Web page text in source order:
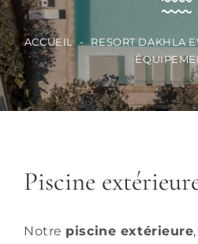
Matériels
Autres activités
Bien-être
FAQ
ACCUEIL - RESORT DAKHLA
Piscine
Notre piscine extérieure